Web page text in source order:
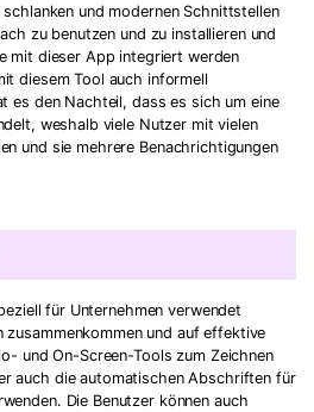
und modernen Schnittstellen
zu benutzen und zu installieren und
mit dieser App integriert werden
diesem Tool auch informell
es den Nachteil, dass es sich um eine
weshalb viele Nutzer mit vielen
und sie mehrere Benachrichtigungen
für Unternehmen verwendet
zusammenkommen und auf effektive
und On-Screen-Tools zum Zeichnen
auch die automatischen Abschriften für
Die Benutzer können auch